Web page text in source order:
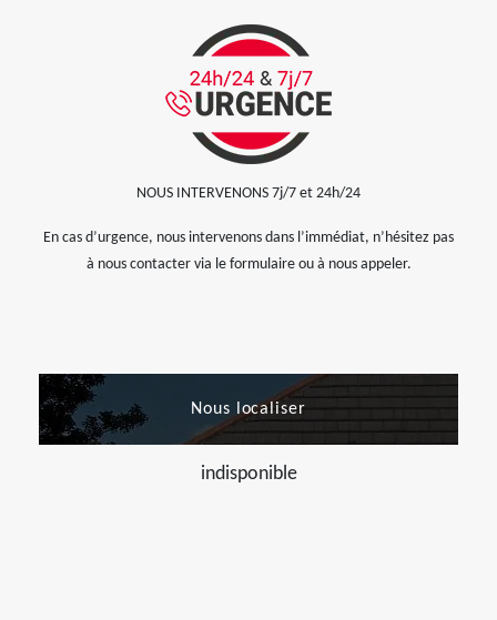
NOUS INTERVENONS 7j/7 et 24h/24
En cas d’urgence, nous intervenons dans l’immédiat, n’hésitez pas
à nous contacter via le formulaire ou à nous appeler.
Nous localiser
indisponible